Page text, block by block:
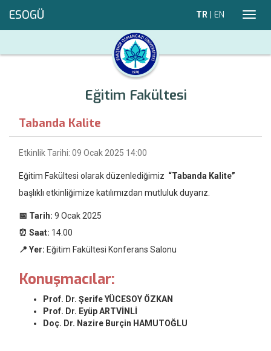
ESOGÜ TR | EN
Eğitim Fakültesi
Tabanda Kalite
Etkinlik Tarihi: 09 Ocak 2025 14:00
Eğitim Fakültesi olarak düzenlediğimiz “Tabanda Kalite”
başlıklı etkinliğimize katılımızdan mutluluk duyarız.
📅 Tarih: 9 Ocak 2025
⏰ Saat: 14.00
📍 Yer: Eğitim Fakültesi Konferans Salonu
Konuşmacılar:
Prof. Dr. Şerife YÜCESOY ÖZKAN
Prof. Dr. Eyüp ARTVİNLİ
Doç. Dr. Nazire Burçin HAMUTOĞLU